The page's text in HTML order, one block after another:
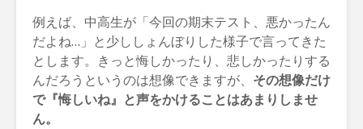
例えば、中高生が「今回の期末テスト、悪かったん
だよね…」と少ししょんぼりした様子で言ってきた
とします。きっと悔しかったり、悲しかったりする
んだろうというのは想像できますが、 その想像だけ
で『悔しいね』と声をかけることはあまりしませ
ん。